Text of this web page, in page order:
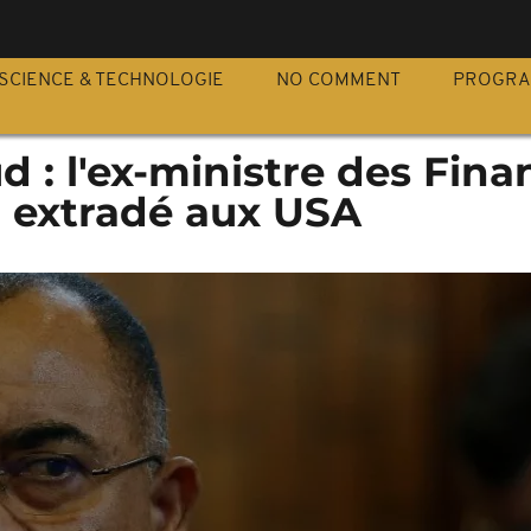
SCIENCE & TECHNOLOGIE NO COMMENT
: l'ex-ministre des
aux USA